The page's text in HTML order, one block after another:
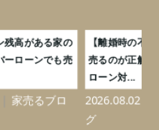
【離婚時の不動産買取】いつ
売るのが正解？タイミングと
2026.08.02
家売るブロ